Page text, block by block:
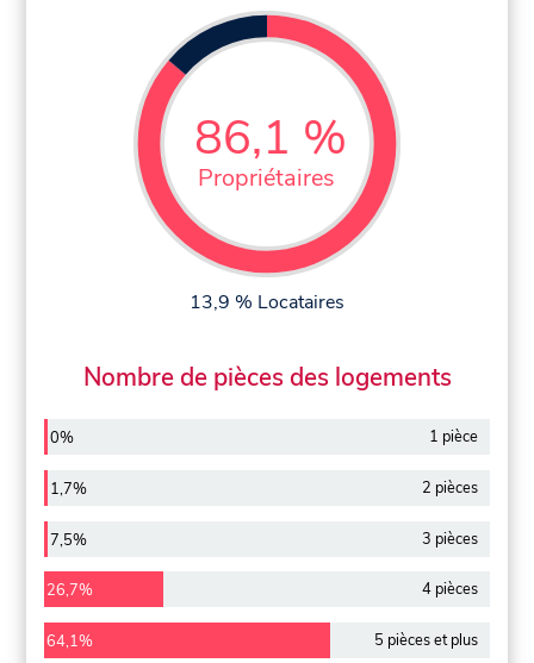
86,1 %
Propriétaires
13,9 % Locataires
Nombre de pièces des logements
0% 1 pièce
1,7% 2 pièces
7,5% 3 pièces
26,7% 4 pièces
64,1% 5 pièces et plus